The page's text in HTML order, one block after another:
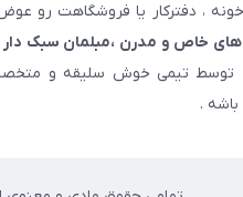
، دفترکار یا فروشگاهت رو عوض
خاص و مدرن ،مبلمان سبک دار
توسط تیمی خوش سلیقه و متخصص
.